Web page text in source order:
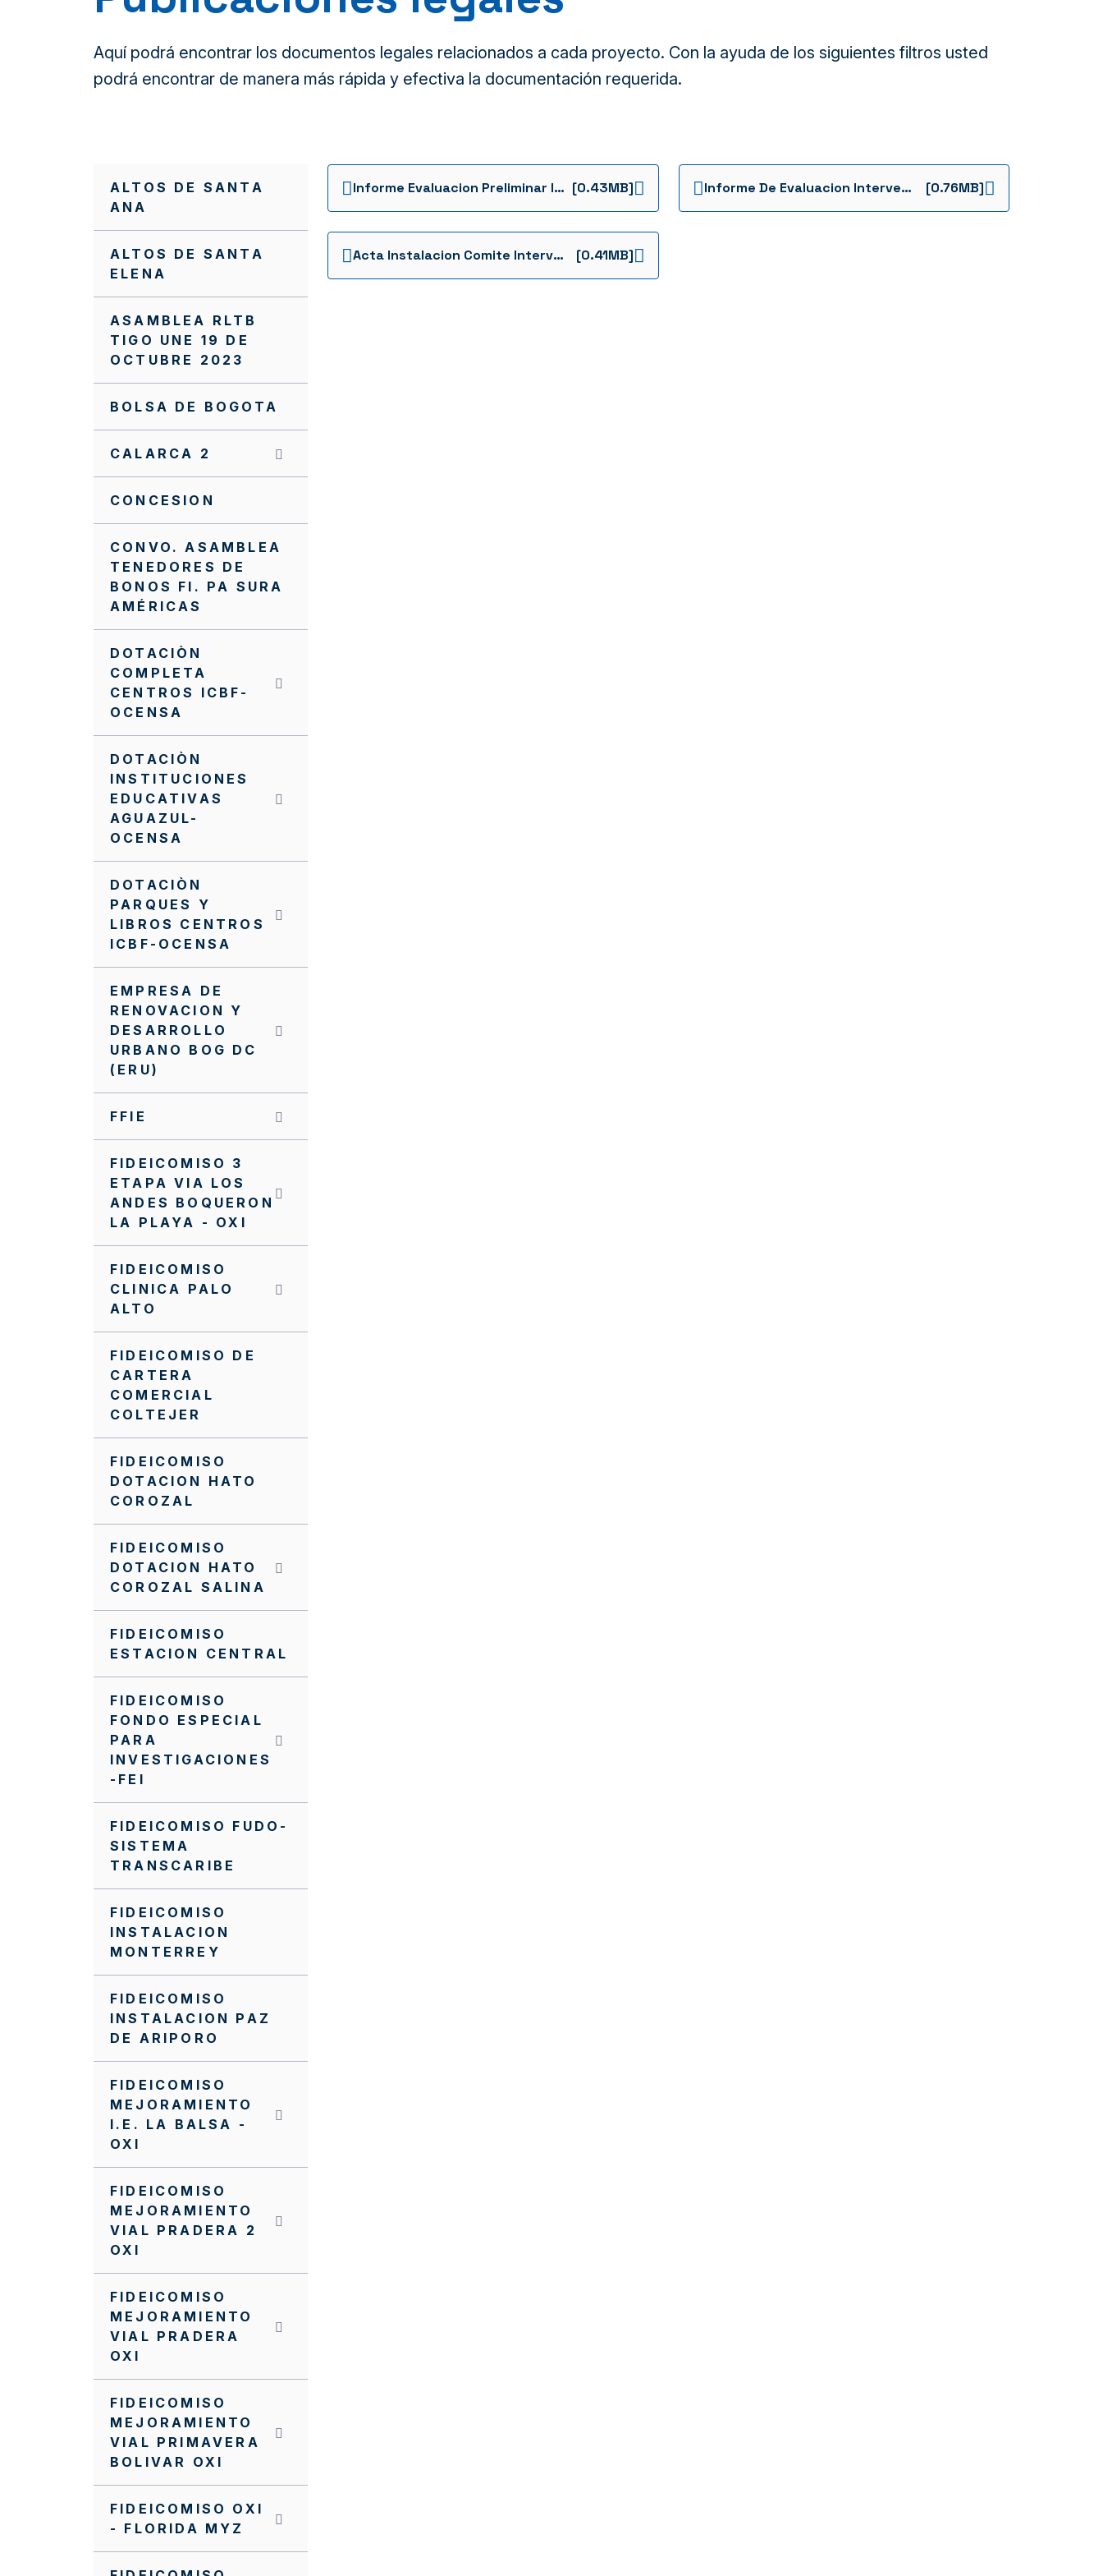
Aquí podrá encontrar los documentos legales relacionados a cada proyecto. Con la ayuda de los siguientes filtros usted
podrá encontrar de manera más rápida y efectiva la documentación requerida.
ALTOS DE SANTA
ANA
ALTOS DE SANTA
ELENA
ASAMBLEA RLTB
TIGO UNE 19 DE
OCTUBRE 2023
BOLSA DE BOGOTA
CALARCA 2
CONCESION
CONVO. ASAMBLEA
TENEDORES DE
BONOS FI. PA SURA
AMÉRICAS
DOTACIÒN
COMPLETA
CENTROS ICBF-
OCENSA
DOTACIÒN
INSTITUCIONES
EDUCATIVAS
AGUAZUL-
OCENSA
DOTACIÒN
PARQUES Y
LIBROS CENTROS
ICBF-OCENSA
EMPRESA DE
RENOVACION Y
DESARROLLO
URBANO BOG DC
(ERU)
FFIE
FIDEICOMISO 3
ETAPA VIA LOS
ANDES BOQUERON
LA PLAYA - OXI
FIDEICOMISO
CLINICA PALO
ALTO
FIDEICOMISO DE
CARTERA
COMERCIAL
COLTEJER
FIDEICOMISO
DOTACION HATO
COROZAL
FIDEICOMISO
DOTACION HATO
COROZAL SALINA
FIDEICOMISO
ESTACION CENTRAL
FIDEICOMISO
FONDO ESPECIAL
PARA
INVESTIGACIONES
-FEI
FIDEICOMISO FUDO-
SISTEMA
TRANSCARIBE
FIDEICOMISO
INSTALACION
MONTERREY
FIDEICOMISO
INSTALACION PAZ
DE ARIPORO
FIDEICOMISO
MEJORAMIENTO
I.E. LA BALSA -
OXI
FIDEICOMISO
MEJORAMIENTO
VIAL PRADERA 2
OXI
FIDEICOMISO
MEJORAMIENTO
VIAL PRADERA
OXI
FIDEICOMISO
MEJORAMIENTO
VIAL PRIMAVERA
BOLIVAR OXI
FIDEICOMISO OXI
- FLORIDA MYZ
Informe Evaluacion Preliminar Interventoria Noviembre 18 2024 1736962739130 [0.43MB] Informe De Evaluacion Interventoria Final 1 Interventoria Noviembre 18 2024 1736962748203 [0.76MB]
Acta Instalacion Comite Interventoria Noviembre 18 2024 1736962743743 [0.41MB]